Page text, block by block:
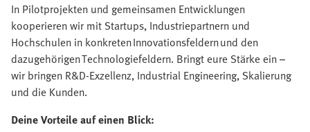
In Pilotprojekten und gemeinsamen Entwicklungen
kooperieren wir mit Startups, Industriepartnern und
Hochschulen in konkreten Innovationsfeldern und den
dazugehörigen Technologiefeldern. Bringt eure Stärke ein –
wir bringen R&D-Exzellenz, Industrial Engineering, Skalierung
und die Kunden.
Deine Vorteile auf einen Blick: